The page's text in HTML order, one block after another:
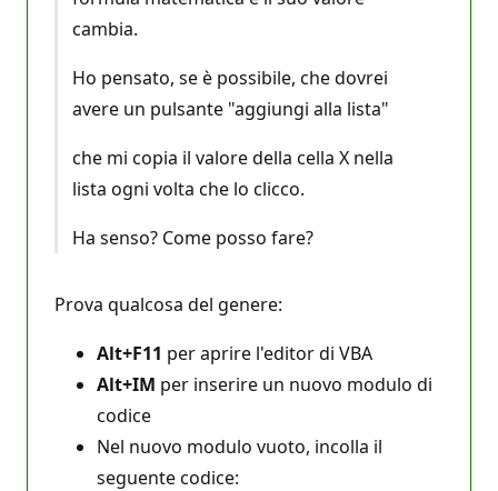
cambia.
Ho pensato, se è possibile, che dovrei
avere un pulsante "aggiungi alla lista"
che mi copia il valore della cella X nella
lista ogni volta che lo clicco.
Ha senso? Come posso fare?
Prova qualcosa del genere:
Alt+F11 per aprire l'editor di VBA
Alt+IM per inserire un nuovo modulo di
codice
Nel nuovo modulo vuoto, incolla il
seguente codice: